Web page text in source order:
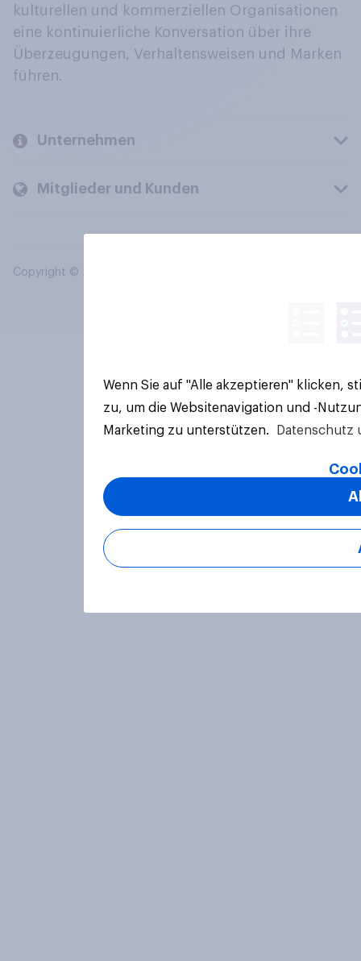
kulturellen und kommerziellen Organisationen
eine kontinuierliche Konversation über ihre
Überzeugungen, Verhaltensweisen und Marken
führen.
Unternehmen
Mitglieder und Kunden
Copyright © 2026 YouGov PLC. Alle Rechte vorbehalten.
Wenn Sie auf "Alle akzeptieren" klicken,
zu, um die Websitenavigation und -
Marketing zu unterstützen.
Datenschutz